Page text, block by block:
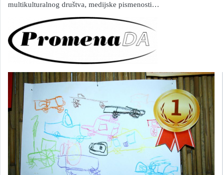
multikulturalnog društva, medijske pismenosti…